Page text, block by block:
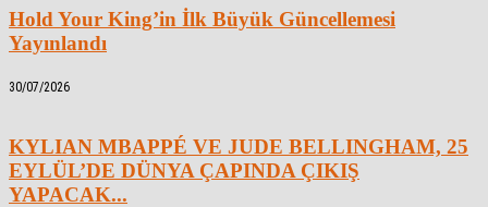
Hold Your King’in İlk Büyük Güncellemesi
Yayınlandı
30/07/2026
KYLIAN MBAPPÉ VE JUDE BELLINGHAM, 25
EYLÜL’DE DÜNYA ÇAPINDA ÇIKIŞ
YAPACAK...